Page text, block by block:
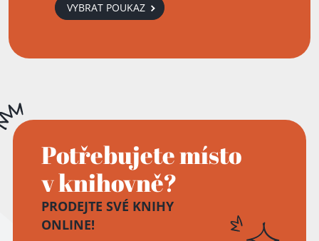
VYBRAT POUKAZ
Potřebujete místo
v knihovně?
PRODEJTE SVÉ KNIHY
ONLINE!